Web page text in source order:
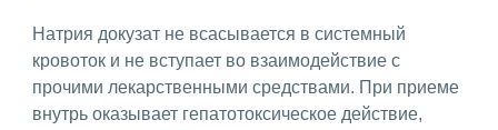
Натрия докузат не всасывается в системный
кровоток и не вступает во взаимодействие с
прочими лекарственными средствами. При приеме
внутрь оказывает гепатотоксическое действие,